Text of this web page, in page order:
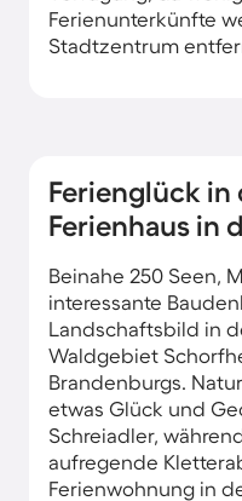
Ferienunterkünfte
Stadtzentrum
Ferienglück in
Ferienhaus in
Beinahe 250 Seen,
interessante
Landschaftsbild in
Waldgebiet
Brandenburgs.
etwas Glück und
Schreiadler,
aufregende
Ferienwohnung in